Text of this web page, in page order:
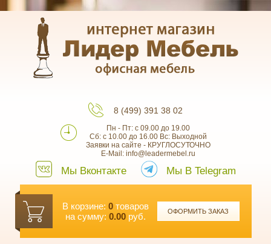
8 (499) 391 38 02
Пн - Пт: с 09.00 до 19.00
Сб: с 10.00 до 16.00 Вс: Выходной
Заявки на сайте - КРУГЛОСУТОЧНО
E-Mail: info@leadermebel.ru
Мы Вконтакте Мы В Telegram
В корзине: 0товаров
на сумму: 0.00 руб. ОФОРМИТЬ ЗАКАЗ